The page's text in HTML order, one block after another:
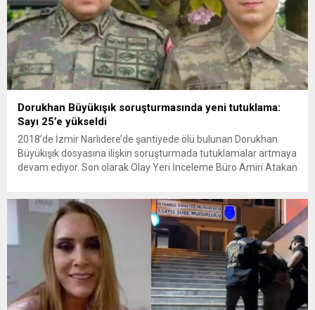
Dorukhan Büyükışık soruşturmasında yeni tutuklama:
Sayı 25’e yükseldi
2018’de İzmir Narlıdere’de şantiyede ölü bulunan Dorukhan
Büyükışık dosyasına ilişkin soruşturmada tutuklamalar artmaya
devam ediyor. Son olarak Olay Yeri İnceleme Büro Amiri Atakan
bulunan Dorukhan Büyükışık’a ilişkin yeniden açılan
soruşturmada tutuklamalar genişliyor. Son olarak dönemin...